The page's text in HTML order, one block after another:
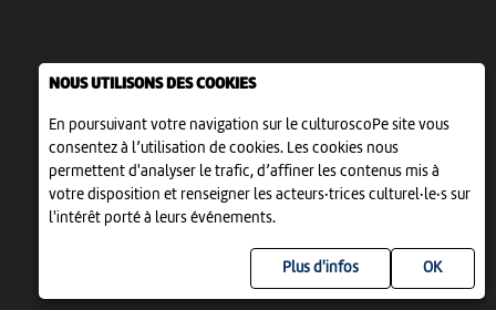
NOUS UTILISONS DES COOKIES
En poursuivant votre navigation sur le culturoscoPe site vous
consentez à l’utilisation de cookies. Les cookies nous
permettent d'analyser le trafic, d’affiner les contenus mis à
votre disposition et renseigner les acteurs·trices culturel·le·s sur
l'intérêt porté à leurs événements.
Plus d'infos